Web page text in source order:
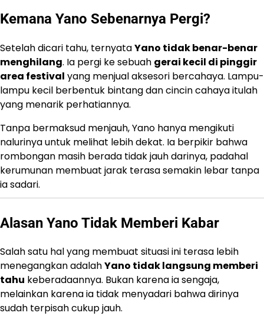
Kemana Yano Sebenarnya Pergi?
Setelah dicari tahu, ternyataYano tidak benar-benar
menghilang. Ia pergi ke sebuah gerai kecil di pinggir
area festival yang menjual aksesori bercahaya. Lampu-
lampu kecil berbentuk bintang dan cincin cahaya itulah
yang menarik perhatiannya.
Tanpa bermaksud menjauh, Yano hanya mengikuti
nalurinya untuk melihat lebih dekat. Ia berpikir bahwa
rombongan masih berada tidak jauh darinya, padahal
kerumunan membuat jarak terasa semakin lebar tanpa
ia sadari.
Alasan Yano Tidak Memberi Kabar
Salah satu hal yang membuat situasi ini terasa lebih
menegangkan adalahYano tidak langsung memberi
tahu keberadaannya. Bukan karena ia sengaja,
melainkan karena ia tidak menyadari bahwa dirinya
sudah terpisah cukup jauh.